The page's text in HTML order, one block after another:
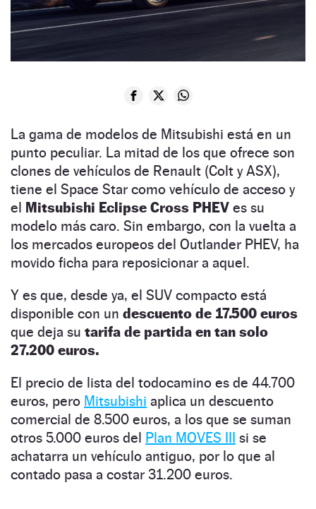
La gama de modelos de Mitsubishi está en un
punto peculiar. La mitad de los que ofrece son
clones de vehículos de Renault (Colt y ASX),
tiene el Space Star como vehículo de acceso y
el Mitsubishi Eclipse Cross PHEV es su
modelo más caro. Sin embargo, con la vuelta a
los mercados europeos del Outlander PHEV, ha
movido ficha para reposicionar a aquel.
Y es que, desde ya, el SUV compacto está
disponible con un descuento de 17.500 euros
que deja su tarifa de partida en tan solo
27.200 euros.
El precio de lista del todocamino es de 44.700
euros, pero Mitsubishi aplica un descuento
comercial de 8.500 euros, a los que se suman
otros 5.000 euros del Plan MOVES III si se
achatarra un vehículo antiguo, por lo que al
contado pasa a costar 31.200 euros.